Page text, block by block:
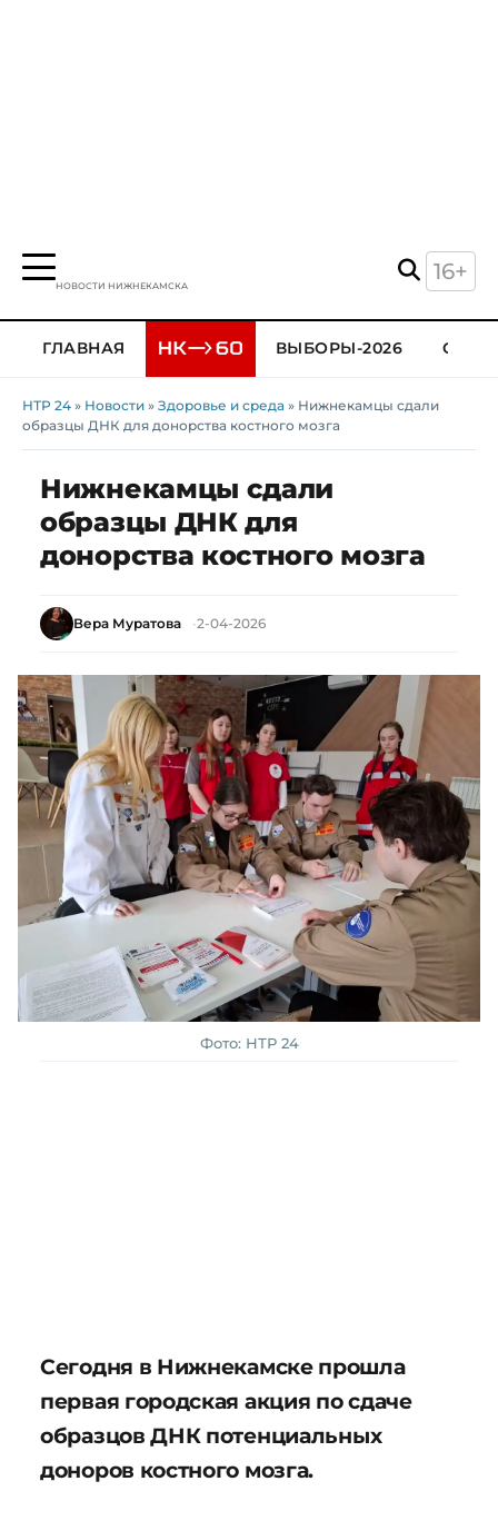
НОВОСТИ НИЖНЕКАМСКА
16+
ГЛАВНАЯ ВЫБОРЫ-2026
НТР 24 » Новости » Здоровье и среда » Нижнекамцы сдали
образцы ДНК для донорства костного мозга
Нижнекамцы сдали
образцы ДНК для
донорства костного мозга
Вера Муратова 2-04-2026
Фото: НТР 24
Сегодня в Нижнекамске прошла
первая городская акция по сдаче
образцов ДНК потенциальных
доноров костного мозга.